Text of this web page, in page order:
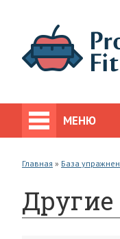
МЕНЮ
Главная » База
Другие